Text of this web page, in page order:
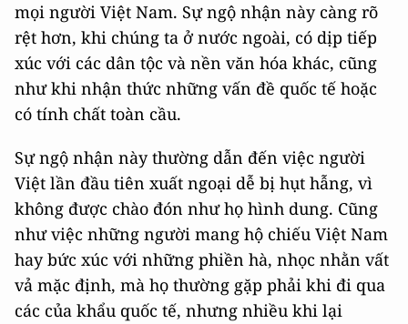
mọi người Việt Nam. Sự ngộ nhận này càng rõ
rệt hơn, khi chúng ta ở nước ngoài, có dịp tiếp
xúc với các dân tộc và nền văn hóa khác, cũng
như khi nhận thức những vấn đề quốc tế hoặc
có tính chất toàn cầu.
Sự ngộ nhận này thường dẫn đến việc người
Việt lần đầu tiên xuất ngoại dễ bị hụt hẫng, vì
không được chào đón như họ hình dung. Cũng
như việc những người mang hộ chiếu Việt Nam
hay bức xúc với những phiền hà, nhọc nhằn vất
vả mặc định, mà họ thường gặp phải khi đi qua
các của khẩu quốc tế, nhưng nhiều khi lại